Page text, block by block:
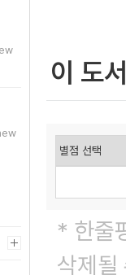
이 도
* 한줄
삭제될